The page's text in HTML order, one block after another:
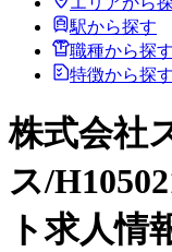
駅から探す
職種から探す
特徴から探す
株式会社
ス/
ト求人情